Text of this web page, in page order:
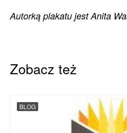
Autorką plakatu jest Anita
Zobacz też
BLOG